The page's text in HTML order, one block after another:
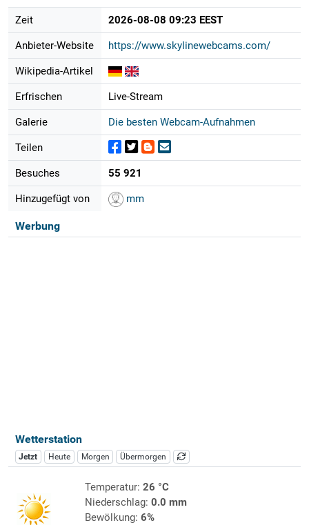
Zeit 2026-08-08 09:23 EEST
Anbieter-Website https://www.skylinewebcams.com/
Wikipedia-Artikel
Erfrischen Live-Stream
Galerie Die besten Webcam-Aufnahmen
Teilen
Besuches 55 921
Hinzugefügt von mm
Werbung
Wetterstation
Jetzt Heute Morgen Übermorgen
Temperatur: 26 °C
Niederschlag: 0.0 mm
Bewölkung: 6%